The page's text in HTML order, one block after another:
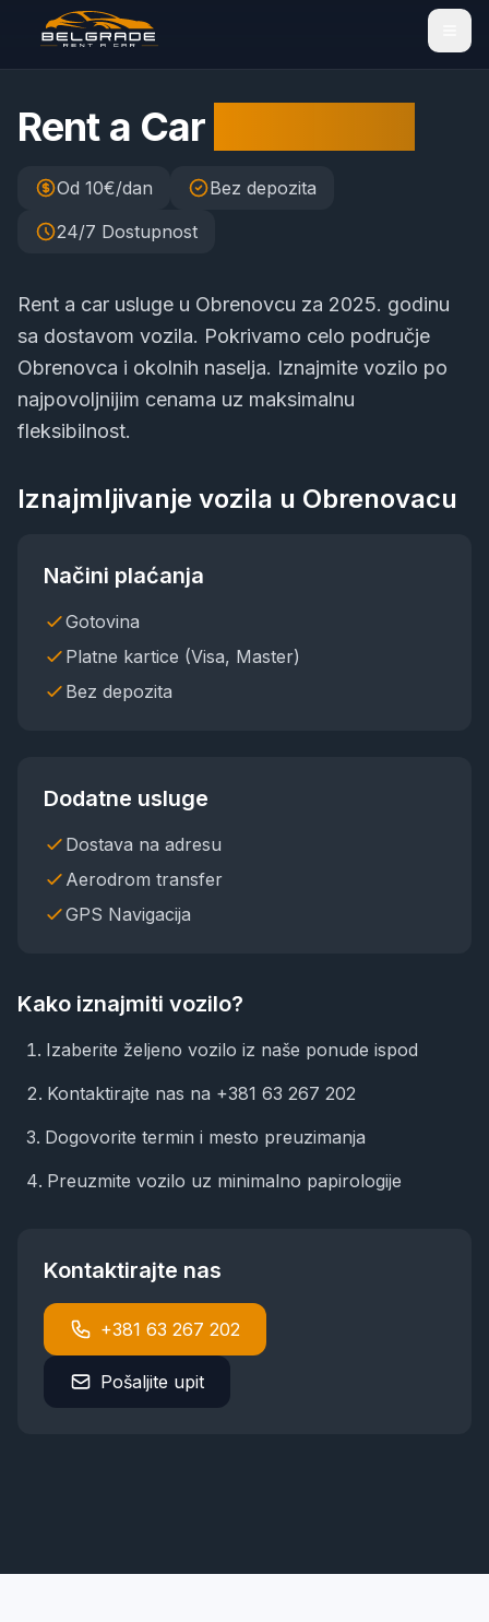
Rent a Car
Od 10€/dan
Bez depozita
24/7 Dostupnost
Rent a car usluge u Obrenovcu za 2025. godinu
sa dostavom vozila. Pokrivamo celo područje
Obrenovca i okolnih naselja. Iznajmite vozilo po
najpovoljnijim cenama uz maksimalnu
fleksibilnost.
Iznajmljivanje vozila u Obrenovacu
Načini plaćanja
Gotovina
Platne kartice (Visa, Master)
Bez depozita
Dodatne usluge
Dostava na adresu
Aerodrom transfer
GPS Navigacija
Kako iznajmiti vozilo?
Izaberite željeno vozilo iz naše ponude ispod
Kontaktirajte nas na +381 63 267 202
Dogovorite termin i mesto preuzimanja
Preuzmite vozilo uz minimalno papirologije
Kontaktirajte nas
+381 63 267 202
Pošaljite upit